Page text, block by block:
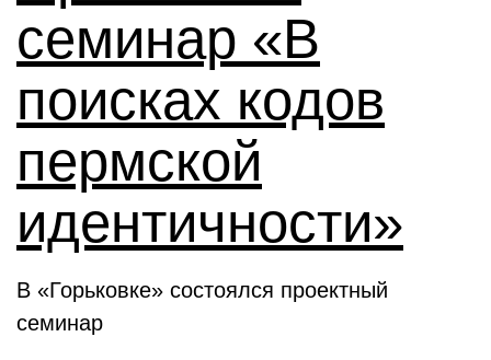
семинар «В
поисках кодов
пермской
идентичности»
В «Горьковке» состоялся проектный
семинар